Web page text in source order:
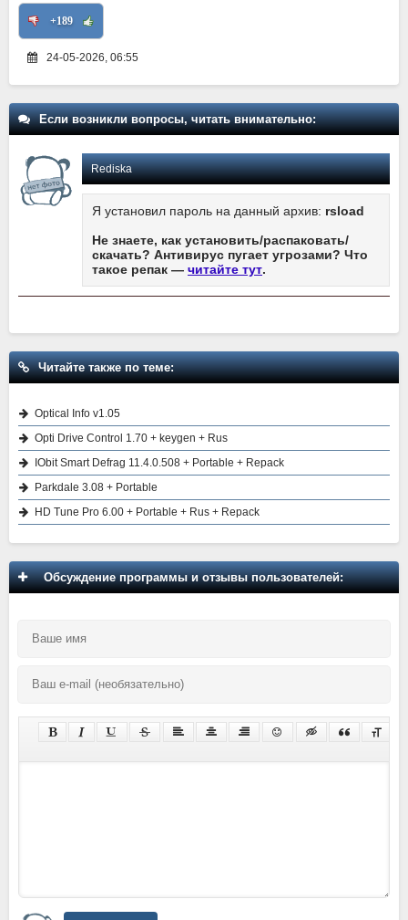
+189
24-05-2026, 06:55
Если возникли вопросы, читать внимательно:
Rediska
Я установил пароль на данный архив: rsload
Не знаете, как установить/распаковать/
скачать? Антивирус пугает угрозами? Что
такое репак — читайте тут.
Читайте также по теме:
Optical Info v1.05
Opti Drive Control 1.70 + keygen + Rus
IObit Smart Defrag 11.4.0.508 + Portable + Repack
Parkdale 3.08 + Portable
HD Tune Pro 6.00 + Portable + Rus + Repack
Обсуждение программы и отзывы пользователей: